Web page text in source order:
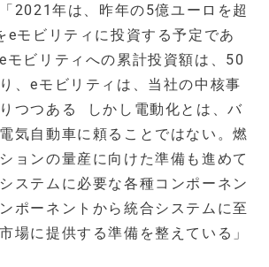
2021年は、昨年の5億ユーロを超
eモビリティに投資する予定であ
モビリティへの累計投資額は、50
、eモビリティは、当社の中核事
つつある しかし電動化とは、バ
気自動車に頼ることではない。燃
ョンの量産に向けた準備も進めて
ステムに必要な各種コンポーネン
ポーネントから統合システムに至
場に提供する準備を整えている」